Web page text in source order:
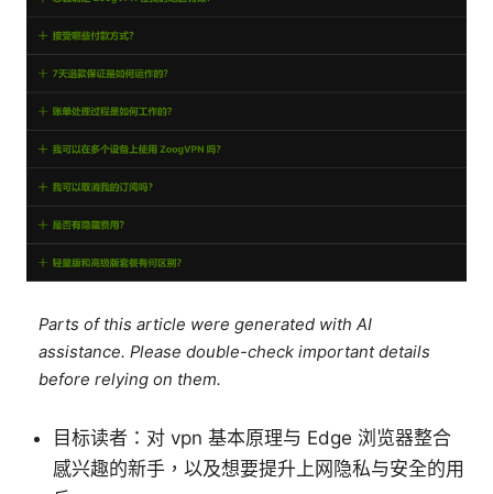
Parts of this article were generated with AI
assistance. Please double-check important details
before relying on them.
目标读者：对 vpn 基本原理与 Edge 浏览器整合
感兴趣的新手，以及想要提升上网隐私与安全的用